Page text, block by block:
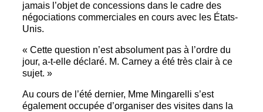
jamais l’objet de concessions dans le cadre des
négociations commerciales en cours avec les États-
Unis.
« Cette question n’est absolument pas à l’ordre du
jour, a-t-elle déclaré. M. Carney a été très clair à ce
sujet. »
Au cours de l’été dernier, Mme Mingarelli s’est
également occupée d’organiser des visites dans la